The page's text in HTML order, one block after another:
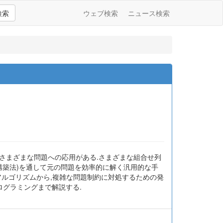
索 ウェブ検索 ニュース検索
まざまな問題への応用がある.さまざまな組合せ列
法)を通して元の問題を効率的に解く汎用的な手
ゴリズムから,複雑な問題制約に対処するための発
ラミングまで解説する.